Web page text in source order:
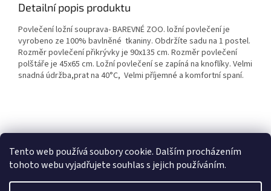
Tento web používá soubory cookie. Dalším procházením
tohoto webu vyjadřujete souhlas s jejich používáním.
Detailní popis produktu
Povlečení ložní souprava- BAREVNÉ ZOO. ložní povlečení je
vyrobeno ze 100% bavlněné tkaniny. Obdržíte sadu na 1 postel.
Rozměr povlečení přikrývky je 90x135 cm. Rozměr povlečení
polštáře je 45x65 cm. Ložní povlečení se zapíná na knoflíky. Velmi
snadná údržba,prat na 40°C, Velmi příjemné a komfortní spaní.
á